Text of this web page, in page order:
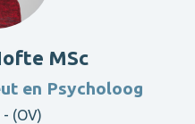
MSc
en Psycholoog
- (OV)